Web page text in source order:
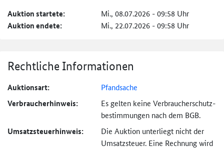
Auktion startete: Mi., 08.07.2026 - 09:58 Uhr
Auktion endete: Mi., 22.07.2026 - 09:58 Uhr
Rechtliche Informationen
Auktionsart: Pfandsache
Verbraucher­hinweis:
Es gelten keine Verbraucher­schutz­
bestimmungen nach dem BGB.
Umsatzsteuer­hinweis:
Die Auktion unterliegt nicht der
Umsatzsteuer. Eine Rechnung wird